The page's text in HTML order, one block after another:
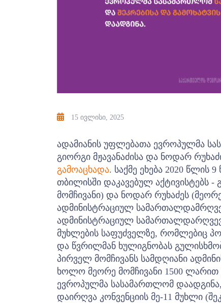
15 ივლისი, 2025
ადამიანის უფლებათა ევროპულმა
გიორგი მჟავანაძისა და ნოდარ
გამოაცხადა. საქმე ეხება 2020 წლის
თბილისში დაკავებულ აქტივისტებს -
მომჩივანი) და ნოდარ რუხაძეს
ადმინისტრაციულ
ადმინისტრაციულ
მუხლების საფუძველზე, რომლებიც
და წვრილმან ხულიგნობას
პირველ მომჩივანს სამდღიანი
ხოლო მეორე მომჩივანი 1500 ლარით
ევროპულმა სასამართლომ
დაირღვა კონვენციის მე-11 მუხლი